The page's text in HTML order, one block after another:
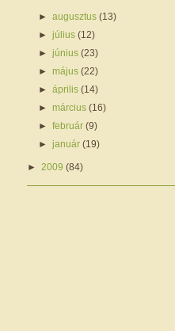
►augusztus(13)
►július(12)
►június(23)
►május(22)
►április(14)
►március(16)
►február(9)
►január(19)
► 2009 (84)